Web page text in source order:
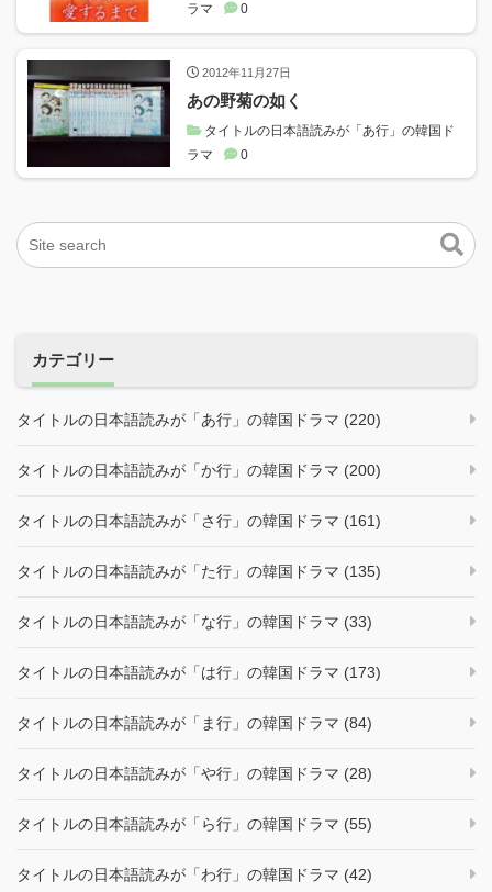
ラマ
0
2012年11月27日
あの野菊の如く
タイトルの日本語読みが「あ行」の韓国ド
ラマ
0
カテゴリー
タイトルの日本語読みが「あ行」の韓国ドラマ (220)
タイトルの日本語読みが「か行」の韓国ドラマ (200)
タイトルの日本語読みが「さ行」の韓国ドラマ (161)
タイトルの日本語読みが「た行」の韓国ドラマ (135)
タイトルの日本語読みが「な行」の韓国ドラマ (33)
タイトルの日本語読みが「は行」の韓国ドラマ (173)
タイトルの日本語読みが「ま行」の韓国ドラマ (84)
タイトルの日本語読みが「や行」の韓国ドラマ (28)
タイトルの日本語読みが「ら行」の韓国ドラマ (55)
タイトルの日本語読みが「わ行」の韓国ドラマ (42)